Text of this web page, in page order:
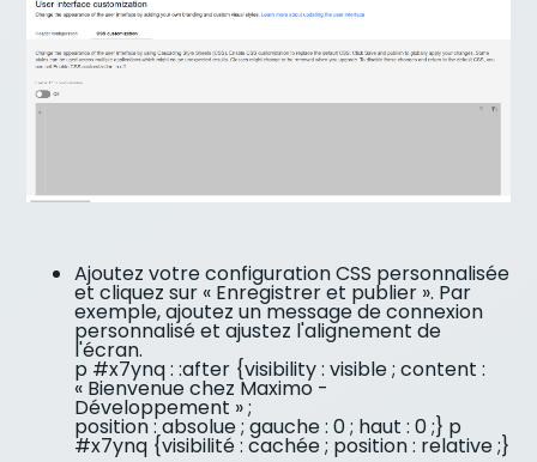
Ajoutez votre configuration CSS personnalisée
et cliquez sur « Enregistrer et publier ». Par
exemple, ajoutez un message de connexion
personnalisé et ajustez l'alignement de
l'écran.
p #x7ynq : :after {visibility : visible ; content :
« Bienvenue chez Maximo -
Développement » ;
position : absolue ; gauche : 0 ; haut : 0 ;} p
#x7ynq {visibilité : cachée ; position : relative ;}